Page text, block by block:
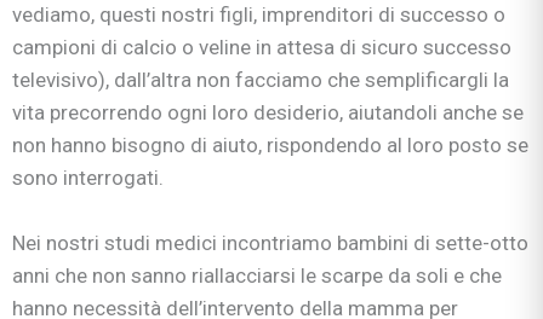
vediamo, questi nostri figli, imprenditori di successo o
campioni di calcio o veline in attesa di sicuro successo
televisivo), dall’altra non facciamo che semplificargli la
vita precorrendo ogni loro desiderio, aiutandoli anche se
non hanno bisogno di aiuto, rispondendo al loro posto se
sono interrogati.
Nei nostri studi medici incontriamo bambini di sette-otto
anni che non sanno riallacciarsi le scarpe da soli e che
hanno necessità dell’intervento della mamma per